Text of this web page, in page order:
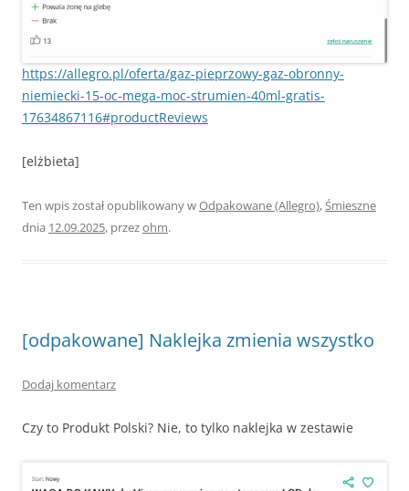
https://allegro.pl/oferta/gaz-pieprzowy-gaz-obronny-
niemiecki-15-oc-mega-moc-strumien-40ml-gratis-
17634867116#productReviews
[elżbieta]
Ten wpis został opublikowany wOdpakowane (Allegro),Śmieszne
dnia 12.09.2025, przezohm.
[odpakowane] Naklejka zmienia wszystko
Dodaj komentarz
Czy to Produkt Polski? Nie, to tylko naklejka w zestawie